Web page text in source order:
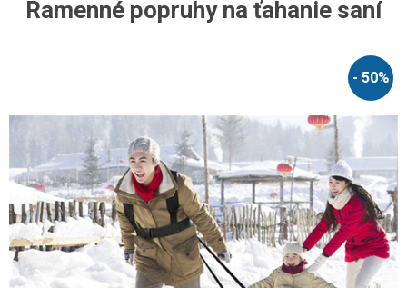
Ramenné popruhy na ťahanie saní
- 50%